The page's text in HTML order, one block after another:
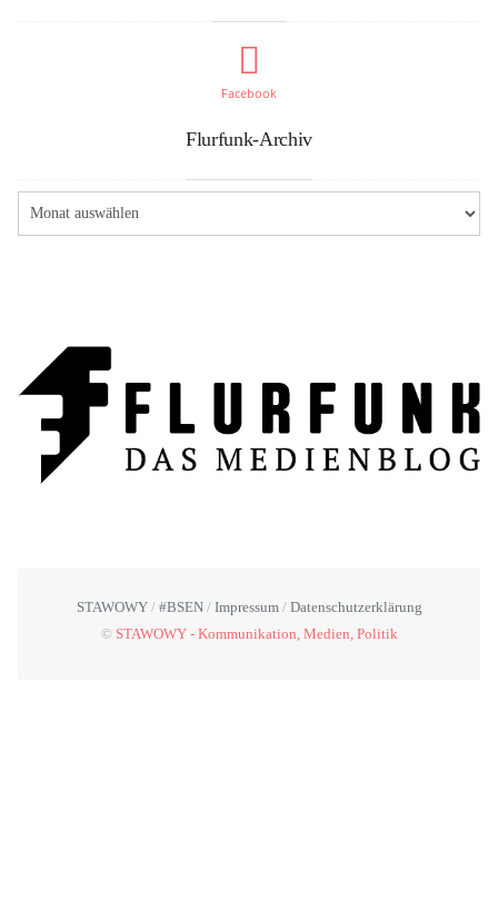
Facebook
Flurfunk-Archiv
STAWOWY #BSEN Impressum
Datenschutzerklärung
© STAWOWY - Kommunikation, Medien, Politik